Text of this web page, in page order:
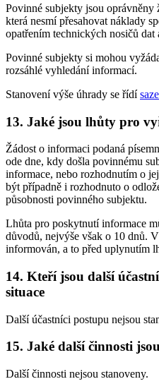
Povinné subjekty jsou oprávněny
která nesmí přesahovat náklady
opatřením technických nosičů
Povinné subjekty si mohou
rozsáhlé vyhledání informací.
Stanovení výše úhrady se řídí
13. Jaké jsou lhůty pro
Žádost o informaci podaná
ode dne, kdy došla povinnému
informace, nebo rozhodnutím o
být případně i rozhodnuto o
působnosti povinného subjektu.
Lhůta pro poskytnutí informace
důvodů, nejvýše však o 10 dnů.
informován, a to před uplynutím
14. Kteří jsou další
situace
Další účastníci postupu nejsou
15. Jaké další činnosti
Další činnosti nejsou stanoveny.